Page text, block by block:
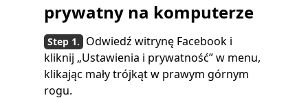
prywatny na komputerze
Odwiedź witrynę Facebook i
kliknij „Ustawienia i prywatność” w menu,
klikając mały trójkąt w prawym górnym
rogu.